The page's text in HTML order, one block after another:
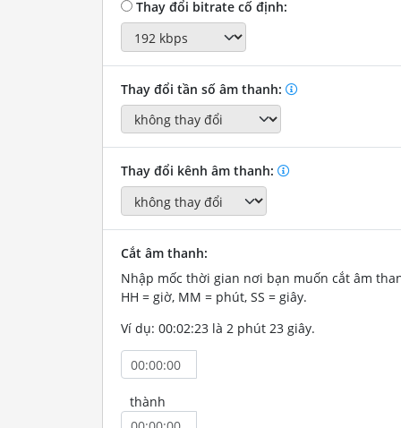
Thay đổi bitrate cố định:
Thay đổi tần số âm thanh:
Thay đổi kênh âm thanh:
Cắt âm thanh:
Nhập mốc thời gian nơi bạn muốn cắt âm
HH = giờ, MM = phút, SS = giây.
Ví dụ: 00:02:23 là 2 phút 23 giây.
thành